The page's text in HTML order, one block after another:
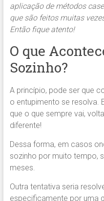
aplicação de métodos
que são feitos muitas
Então fique atento!
O que
Sozinho?
A princípio, pode ser que
o entupimento se resolva.
que o que sempre vai,
diferente!
Dessa forma, em casos
sozinho por muito tempo,
meses.
Outra tentativa seria
especificamente por uma